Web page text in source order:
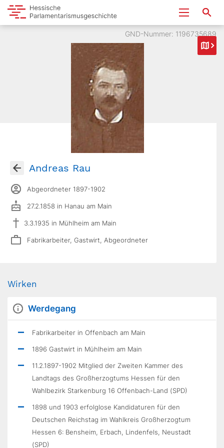
GND-Nummer: 1196735689
Andreas Rau
Abgeordneter 1897-1902
27.2.1858 in Hanau am Main
3.3.1935 in Mühlheim am Main
Fabrikarbeiter, Gastwirt, Abgeordneter
Wirken
Werdegang
Fabrikarbeiter in Offenbach am Main
1896 Gastwirt in Mühlheim am Main
11.2.1897-1902 Mitglied der Zweiten Kammer des
Landtags des Großherzogtums Hessen für den
Wahlbezirk Starkenburg 16 Offenbach-Land (SPD)
1898 und 1903 erfolglose Kandidaturen für den
Deutschen Reichstag im Wahlkreis Großherzogtum
Hessen 6: Bensheim, Erbach, Lindenfels, Neustadt
(SPD)